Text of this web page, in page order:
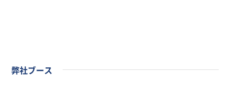
弊社ブース